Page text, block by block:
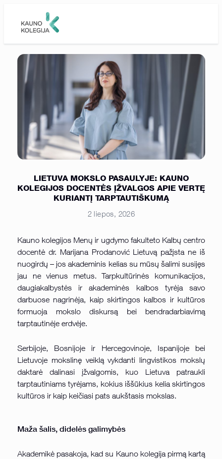
LIETUVA MOKSLO PASAULYJE: KAUNO
KOLEGIJOS DOCENTĖS ĮŽVALGOS APIE VERTĘ
KURIANTĮ TARPTAUTIŠKUMĄ
2 liepos, 2026
Kauno kolegijos Menų ir ugdymo fakulteto Kalbų centro
docentė dr. Marijana Prodanović Lietuvą pažįsta ne iš
nuogirdų – jos akademinis kelias su mūsų šalimi susijęs
jau ne vienus metus. Tarpkultūrinės komunikacijos,
daugiakalbystės ir akademinės kalbos tyrėja savo
darbuose nagrinėja, kaip skirtingos kalbos ir kultūros
formuoja mokslo diskursą bei bendradarbiavimą
tarptautinėje erdvėje.
Serbijoje, Bosnijoje ir Hercegovinoje, Ispanijoje bei
Lietuvoje mokslinę veiklą vykdanti lingvistikos mokslų
daktarė dalinasi įžvalgomis, kuo Lietuva patraukli
tarptautiniams tyrėjams, kokius iššūkius kelia skirtingos
kultūros ir kaip keičiasi pats aukštasis mokslas.
Maža šalis, didelės galimybės
Akademikė pasakoja, kad su Kauno kolegija pirmą kartą